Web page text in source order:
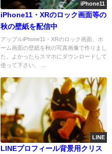
iPhone11
iPhone11・XRのロック画面等の
秋の壁紙を配信中
アップルiPhone11・XRのロック画面、ホ
ーム画面の壁紙を秋の写真画像で作りまし
た。よかったらスマホにダウンロードして
使って下さい。 ...
LINE
LINEプロフィール背景用クリス